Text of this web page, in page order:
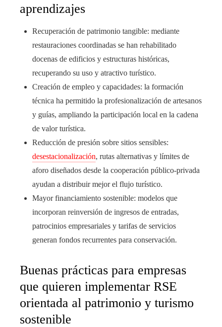
aprendizajes
Recuperación de patrimonio tangible: mediante
restauraciones coordinadas se han rehabilitado
docenas de edificios y estructuras históricas,
recuperando su uso y atractivo turístico.
Creación de empleo y capacidades: la formación
técnica ha permitido la profesionalización de artesanos
y guías, ampliando la participación local en la cadena
de valor turística.
Reducción de presión sobre sitios sensibles:
desestacionalización, rutas alternativas y límites de
aforo diseñados desde la cooperación público-privada
ayudan a distribuir mejor el flujo turístico.
Mayor financiamiento sostenible: modelos que
incorporan reinversión de ingresos de entradas,
patrocinios empresariales y tarifas de servicios
generan fondos recurrentes para conservación.
Buenas prácticas para empresas
que quieren implementar RSE
orientada al patrimonio y turismo
sostenible